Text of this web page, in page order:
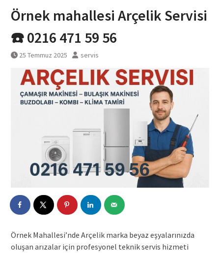
Örnek mahallesi Arçelik Servisi
☎️ 0216 471 59 56
25 Temmuz 2025 servis
Örnek Mahallesi’nde Arçelik marka beyaz eşyalarınızda
oluşan arızalar için profesyonel teknik servis hizmeti